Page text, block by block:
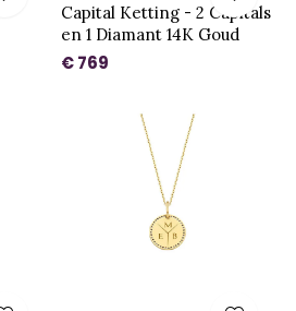
Capital Ketting - 2 Capitals
en 1 Diamant 14K Goud
€ 769